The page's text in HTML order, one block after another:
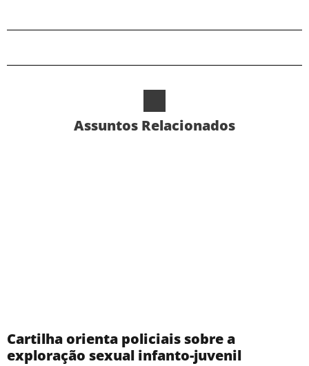
Assuntos Relacionados
Cartilha orienta policiais sobre a
exploração sexual infanto-juvenil